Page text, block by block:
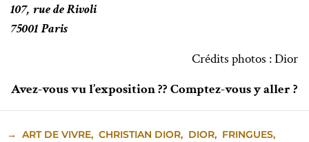
107, rue de Rivoli
75001 Paris
Crédits photos : Dior
Avez-vous vu l’exposition ?? Comptez-vous y aller ?
→ ART DE VIVRE, CHRISTIAN DIOR, DIOR, FRINGUES,